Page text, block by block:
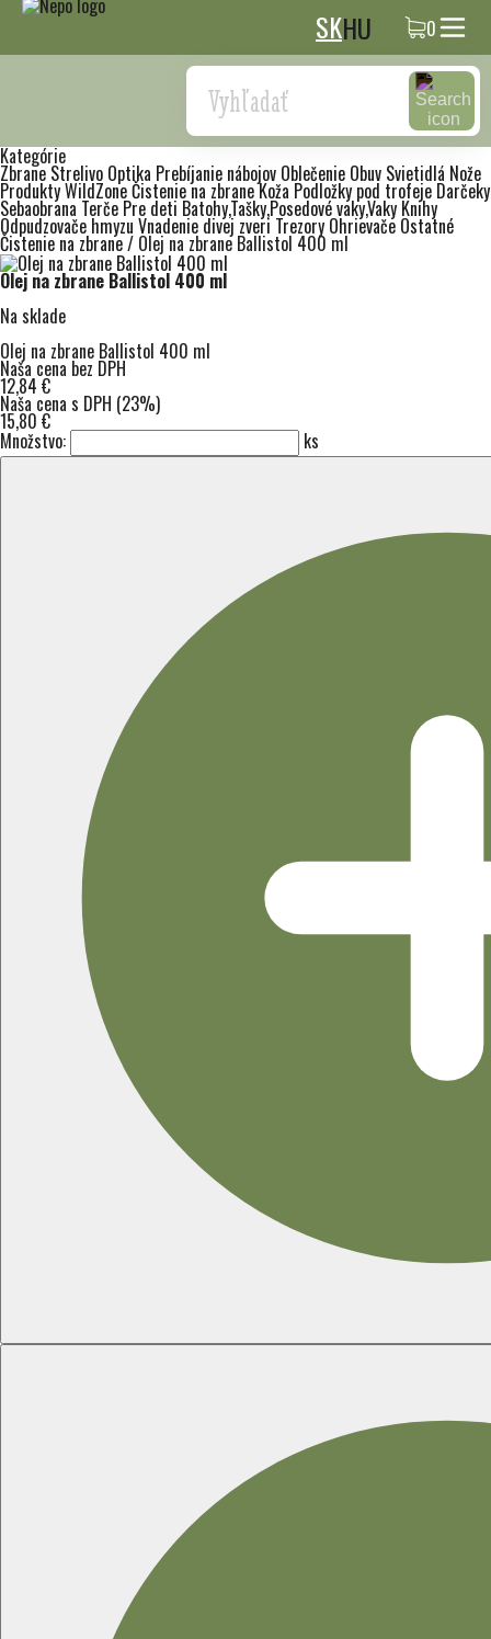
SKHU 0
Search
Kategórie
Zbrane Strelivo Optika Prebíjanie nábojov Oblečenie Obuv Svietidlá Nože
Produkty WildZoneČistenie na zbraneKoža Podložky pod trofeje Darčeky
Sebaobrana Terče Pre deti Batohy,Tašky,Posedové vaky,Vaky Knihy
Odpudzovače hmyzu Vnadenie divej zveri Trezory Ohrievače Ostatné
Čistenie na zbrane/ Olej na zbrane Ballistol 400 ml
Olej na zbrane Ballistol 400 ml
Na sklade
Olej na zbrane Ballistol 400 ml
Naša cena bez DPH
12,84 €
Naša cena s DPH (23%)
15,80 €
Množstvo: ks